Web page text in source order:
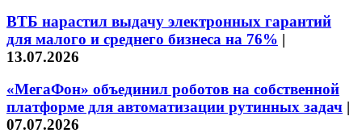
ВТБ нарастил выдачу электронных гарантий
для малого и среднего бизнеса на 76% |
13.07.2026
«МегаФон» объединил роботов на собственной
платформе для автоматизации рутинных задач |
07.07.2026